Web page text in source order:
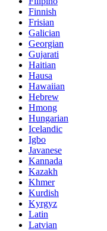
Finnish
Frisian
Galician
Georgian
Gujarati
Haitian
Hausa
Hawaiian
Hebrew
Hmong
Hungarian
Icelandic
Igbo
Javanese
Kannada
Kazakh
Khmer
Kurdish
Kyrgyz
Latin
Latvian